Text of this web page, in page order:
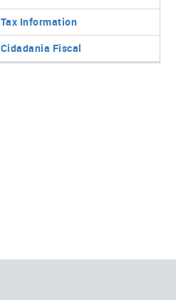
Tax Information
Cidadania Fiscal